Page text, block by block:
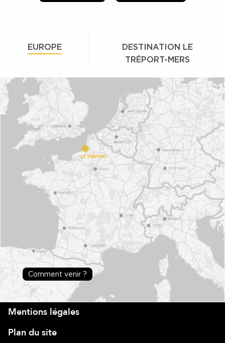
EUROPE
DESTINATION LE
TRÉPORT-MERS
Comment venir ?
Mentions légales
Plan du site